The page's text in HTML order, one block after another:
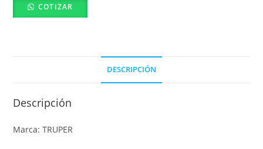
COTIZAR
DESCRIPCIÓN
Descripción
Marca: TRUPER